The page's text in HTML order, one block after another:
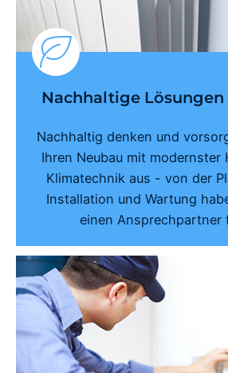
Nachhaltige
Nachhaltig denken und
Ihren Neubau mit modernster
Klimatechnik aus - von der
Installation und Wartung
einen Ansprechpartner